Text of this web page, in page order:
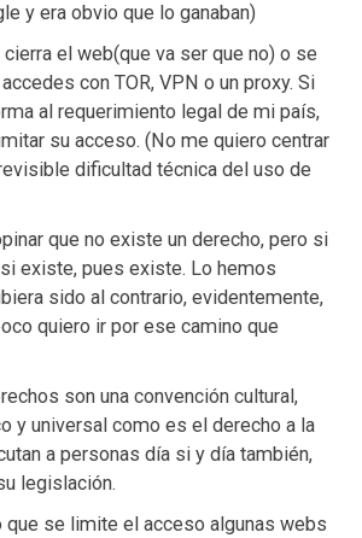
y era obvio que lo ganaban)
el web(que va ser que no) o se
con TOR, VPN o un proxy. Si
al requerimiento legal de mi país,
su acceso. (No me quiero centrar
dificultad técnica del uso de
que no existe un derecho, pero si
existe, pues existe. Lo hemos
sido al contrario, evidentemente,
quiero ir por ese camino que
son una convención cultural,
y universal como es el derecho a la
a personas día si y día también,
legislación.
que se limite el acceso algunas webs